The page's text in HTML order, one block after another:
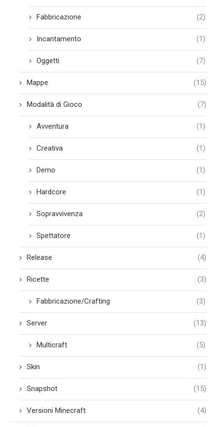
Fabbricazione (2)
Incantamento (1)
Oggetti (7)
Mappe (15)
Modalità di Gioco (7)
Avventura (1)
Creativa (1)
Demo (1)
Hardcore (1)
Sopravvivenza (2)
Spettatore (1)
Release (4)
Ricette (3)
Fabbricazione/Crafting (3)
Server (13)
Multicraft (5)
Skin (1)
Snapshot (15)
Versioni Minecraft (4)